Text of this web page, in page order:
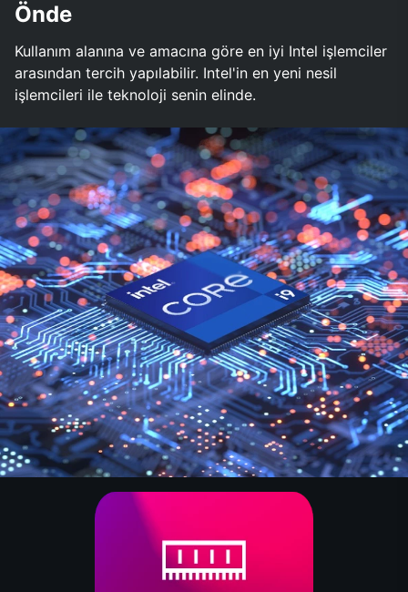
Önde
Kullanım alanına ve amacına göre en iyi Intel işlemciler
arasından tercih yapılabilir. Intel'in en yeni nesil
işlemcileri ile teknoloji senin elinde.